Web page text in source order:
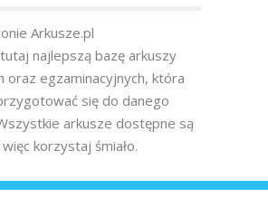
Arkusze.pl
najlepszą bazę arkuszy
oraz egzaminacyjnych, która
się do danego
arkusze dostępne są
korzystaj śmiało.